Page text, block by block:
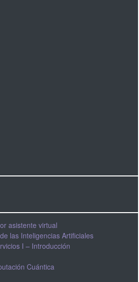
asistente virtual
las Inteligencias Artificiales
I – Introducción
Cuántica